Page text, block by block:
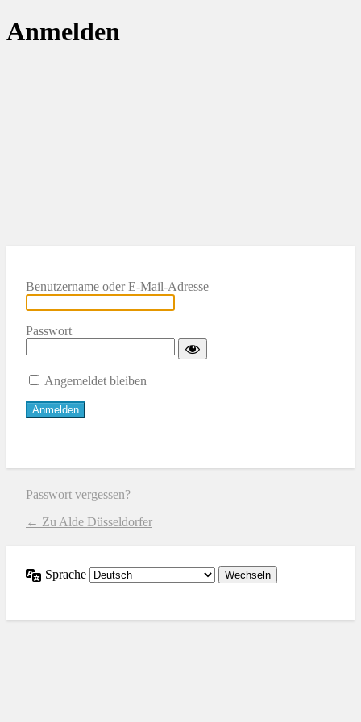
Anmelden
Benutzername oder E-Mail-Adresse
Passwort
Angemeldet bleiben
Passwort vergessen?
← Zu Alde Düsseldorfer
Sprache